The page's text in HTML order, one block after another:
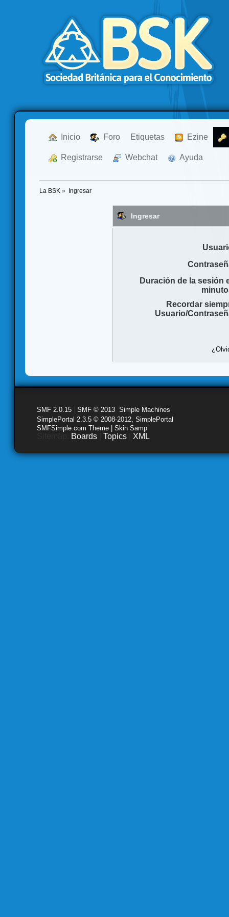
Inicio Foro Etiquetas Ezine
Registrarse Webchat Ayuda
La BSK » Ingresar
Ingresar
Duración de la sesión
Recordar
Usuario/
SMF 2.0.15 SMF © 2013 Simple Machines
SimplePortal 2.3.5 © 2008-2012, SimplePortal
SMFSimple.com Theme | Skin Samp
Boards Topics XML